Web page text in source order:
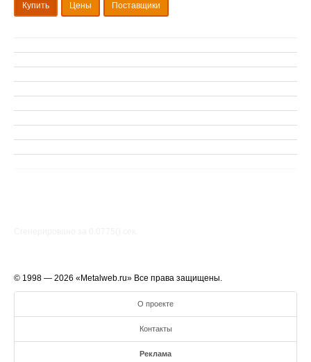
Купить Цены Поставщики
© 1998 — 2026 «Metalweb.ru» Все права защищены.
О проекте
Контакты
Реклама